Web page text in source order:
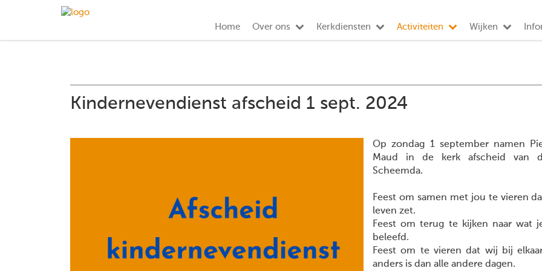
Home Over ons Kerkdiensten Activiteiten Wijken
Kindernevendienst afscheid 1 sept. 2024
Op zondag 1 september namen
Maud in de kerk afscheid van
Scheemda.
Feest om samen met jou te vieren
leven zet.
Feest om terug te kijken naar wat
beleefd.
Feest om te vieren dat wij bij
anders is dan alle andere dagen.